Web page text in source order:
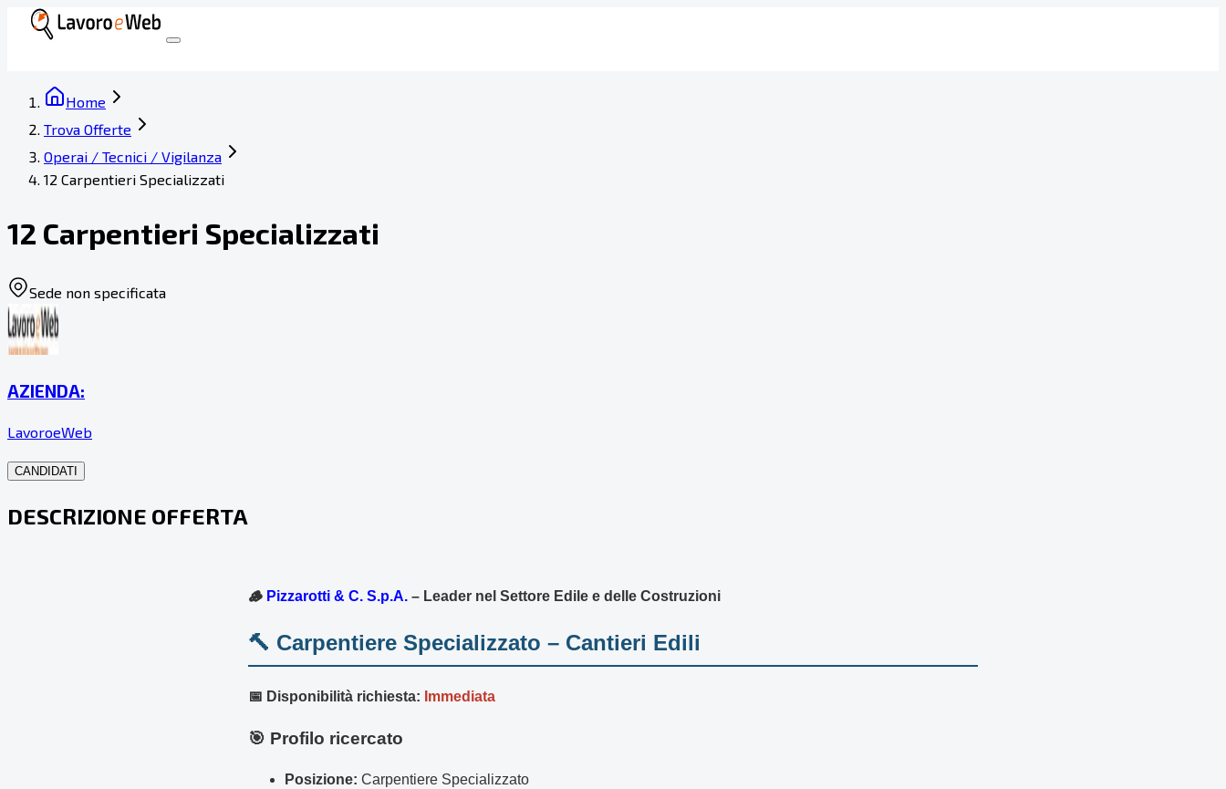
Home
Trova Offerte
Operai / Tecnici / Vigilanza
12 Carpentieri Specializzati
12 Carpentieri Specializzati
Sede non specificata
AZIENDA:
LavoroeWeb
CANDIDATI
DESCRIZIONE OFFERTA
🪵 Pizzarotti & C. S.p.A. – Leader nel Settore Edile e delle Costruzioni
🔨 Carpentiere Specializzato – Cantieri Edili
📅 Disponibilità richiesta: Immediata
🎯 Profilo ricercato
Posizione: Carpentiere Specializzato